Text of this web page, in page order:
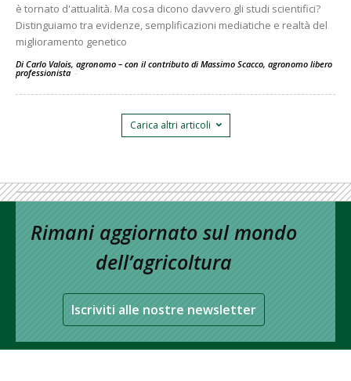
è tornato d'attualità. Ma cosa dicono davvero gli studi scientifici?
Distinguiamo tra evidenze, semplificazioni mediatiche e realtà del
miglioramento genetico
Di Carlo Valois, agronomo – con il contributo di Massimo Scacco, agronomo libero
professionista -
Carica altri articoli
Rimani aggiornato sul mondo
dell’agricoltura
Iscriviti alle nostre newsletter